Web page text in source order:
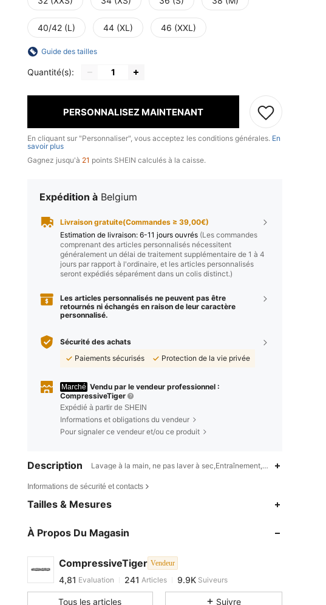
40/42 (L) 44 (XL) 46 (XXL)
Guide des tailles
Quantité(s):
PERSONNALISEZ MAINTENANT
En cliquant sur "Personnaliser", vous acceptez les conditions générales. En
savoir plus
Gagnez jusqu'à 21 points SHEIN calculés à la caisse.
Expédition à Belgium
Livraison gratuite(Commandes ≥ 39,00€)
Estimation de livraison: 6-11 jours ouvrés (Les commandes
comprenant des articles personnalisés nécessitent
généralement un délai de traitement supplémentaire de 1 à 4
jours par rapport à l'ordinaire, et les articles personnalisés
seront expédiés séparément dans un colis distinct.)
Les articles personnalisés ne peuvent pas être
retournés ni échangés en raison de leur caractère
personnalisé.
Sécurité des achats
Paiements sécurisés
Protection de la vie privée
Marché Vendu par le vendeur professionnel :
CompressiveTiger
Expédié à partir de SHEIN
Informations et obligations du vendeur
Pour signaler ce vendeur et/ou ce produit
Description Lavage à la main, ne pas laver à sec,Entraînement,Fête de la Saint-
Informations de sécurité et contacts
Tailles & Mesures
À Propos Du Magasin
CompressiveTiger Vendeur
4,81
4,81
241
Evaluation 241 Articles 9.9K
s***sest en train de naviguer
4,81 241
9.9K
Tous les articles Suivre